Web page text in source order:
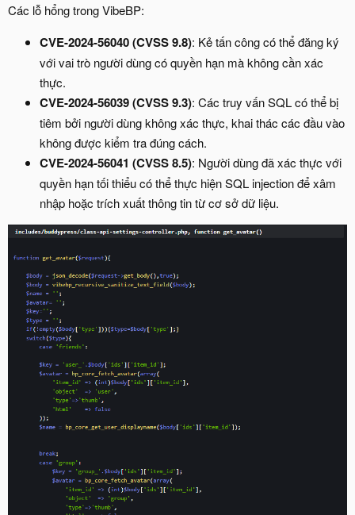
Các lỗ hổng trong VibeBP:
CVE-2024-56040 (CVSS 9.8): Kẻ tấn công có thể đăng ký
với vai trò người dùng có quyền hạn mà không cần xác
thực.
CVE-2024-56039 (CVSS 9.3): Các truy vấn SQL có thể bị
tiêm bởi người dùng không xác thực, khai thác các đầu vào
không được kiểm tra đúng cách.
CVE-2024-56041 (CVSS 8.5): Người dùng đã xác thực với
quyền hạn tối thiểu có thể thực hiện SQL injection để xâm
nhập hoặc trích xuất thông tin từ cơ sở dữ liệu.